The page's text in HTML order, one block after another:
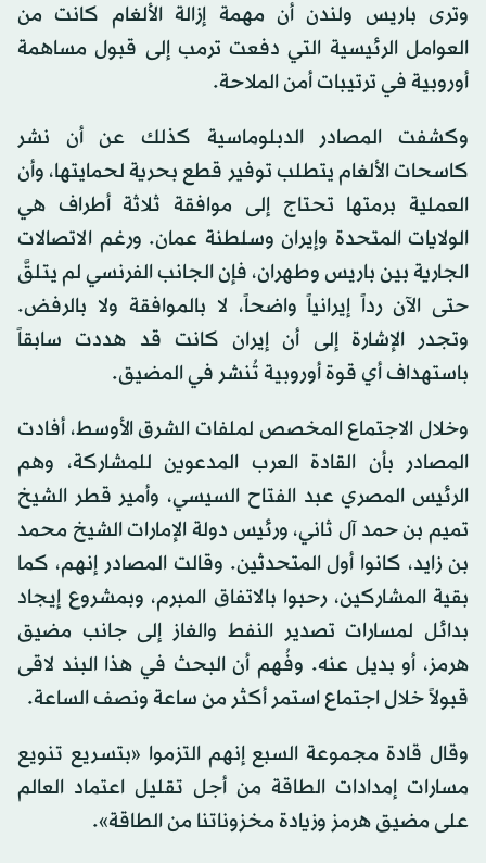
وترى باريس ولندن أن مهمة إزالة الألغام كانت من
العوامل الرئيسية التي دفعت ترمب إلى قبول مساهمة
أوروبية في ترتيبات أمن الملاحة.
وكشفت المصادر الدبلوماسية كذلك عن أن نشر
كاسحات الألغام يتطلب توفير قطع بحرية لحمايتها، وأن
العملية برمتها تحتاج إلى موافقة ثلاثة أطراف هي
الولايات المتحدة وإيران وسلطنة عمان. ورغم الاتصالات
الجارية بين باريس وطهران، فإن الجانب الفرنسي لم يتلقَّ
حتى الآن رداً إيرانياً واضحاً، لا بالموافقة ولا بالرفض.
وتجدر الإشارة إلى أن إيران كانت قد هددت سابقاً
باستهداف أي قوة أوروبية تُنشر في المضيق.
وخلال الاجتماع المخصص لملفات الشرق الأوسط، أفادت
المصادر بأن القادة العرب المدعوين للمشاركة، وهم
الرئيس المصري عبد الفتاح السيسي، وأمير قطر الشيخ
تميم بن حمد آل ثاني، ورئيس دولة الإمارات الشيخ محمد
بن زايد، كانوا أول المتحدثين. وقالت المصادر إنهم، كما
بقية المشاركين، رحبوا بالاتفاق المبرم، وبمشروع إيجاد
بدائل لمسارات تصدير النفط والغاز إلى جانب مضيق
هرمز، أو بديل عنه. وفُهم أن البحث في هذا البند لاقى
قبولاً خلال اجتماع استمر أكثر من ساعة ونصف الساعة.
وقال قادة مجموعة السبع إنهم التزموا «بتسريع تنويع
مسارات إمدادات الطاقة من أجل تقليل اعتماد العالم
على مضيق هرمز وزيادة مخزوناتنا من الطاقة».